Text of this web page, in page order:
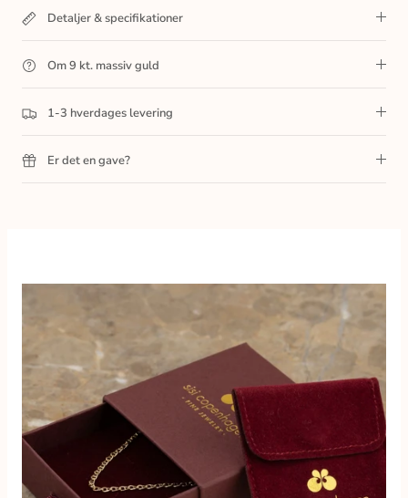
Detaljer & specifikationer
Om 9 kt. massiv guld
1-3 hverdages levering
Er det en gave?